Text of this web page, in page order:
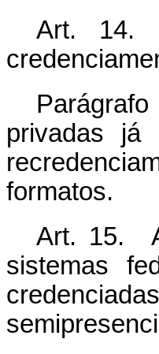
Art. 14.
privadas já
formatos.
Art. 15.
sistemas